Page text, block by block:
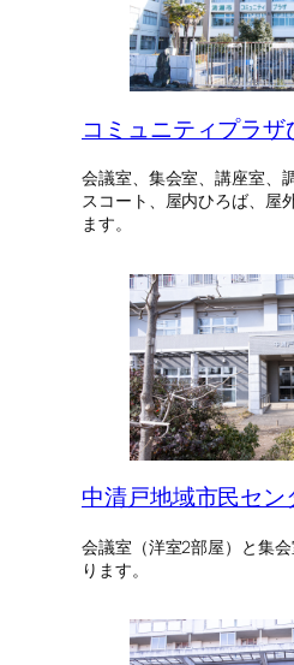
コミュニティプラザ
会議室、集会室、講座室、
スコート、屋内ひろば、屋
ます。
中清戸地域市民セン
会議室（洋室2部屋）と集
ります。